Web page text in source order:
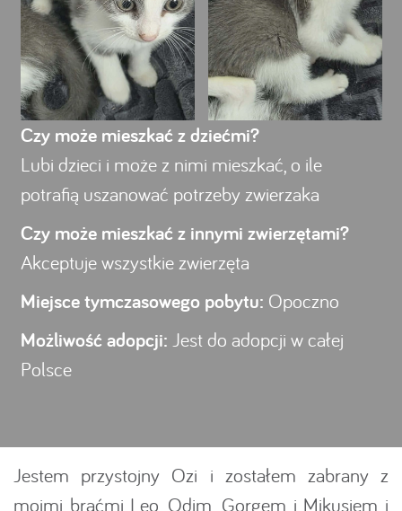
Czy może mieszkać z dziećmi?
Lubi dzieci i może z nimi mieszkać, o ile
potrafią uszanować potrzeby zwierzaka
Czy może mieszkać z innymi zwierzętami?
Akceptuje wszystkie zwierzęta
Miejsce tymczasowego pobytu: Opoczno
Możliwość adopcji: Jest do adopcji w całej
Polsce
Jestem przystojny Ozi i zostałem zabrany z
moimi braćmi Leo, Odim, Gorgem i Mikusiem i